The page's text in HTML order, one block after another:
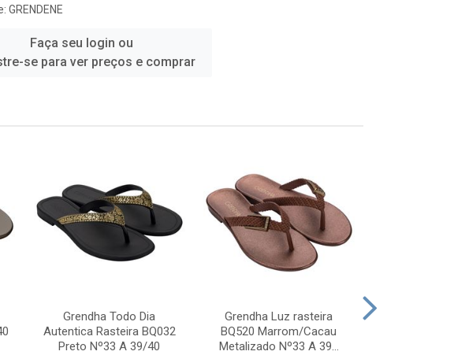
GRENDENE
Faça seu login ou
se para ver preços e comprar
Grendha Todo Dia
Autentica Rasteira BQ032
Preto Nº33 A 39/40
Grendha Luz rasteira
BQ520 Marrom/Cacau
Metalizado Nº33 A 39...